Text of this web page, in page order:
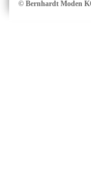
© Bernhardt Moden